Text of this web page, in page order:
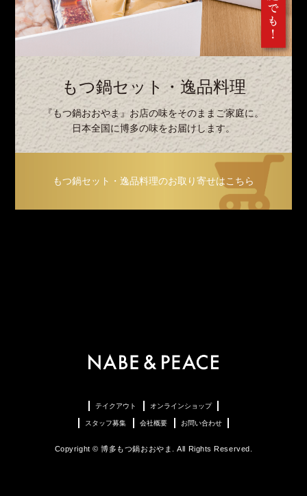
もつ鍋セット・逸品料理
『もつ鍋おおやま』お店の味をそのままご家庭に。
日本全国に博多の味をお届けします。
もつ鍋セット・逸品料理のお取り寄せはこちら
テイクアウト オンラインショップ
スタッフ募集 会社概要 お問い合わせ
Copyright © 博多もつ鍋おおやま. All Rights Reserved.